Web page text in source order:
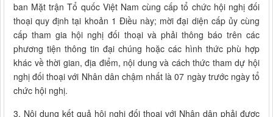
ban Mặt trận Tổ quốc Việt Nam cùng cấp tổ chức hội nghị đối
thoại quy định tại khoản 1 Điều này; mời đại diện cấp ủy cùng
cấp tham gia hội nghị đối thoại và phải thông báo trên các
phương tiện thông tin đại chúng hoặc các hình thức phù hợp
khác về thời gian, địa điểm, nội dung và cách thức tham dự hội
nghị đối thoại với Nhân dân chậm nhất là 07 ngày trước ngày tổ
chức hội nghị.
3. Nội dung kết quả hội nghị đối thoại với Nhân dân phải được